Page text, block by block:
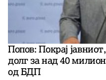
Попов: Покрај
долг за над 40
од БДП